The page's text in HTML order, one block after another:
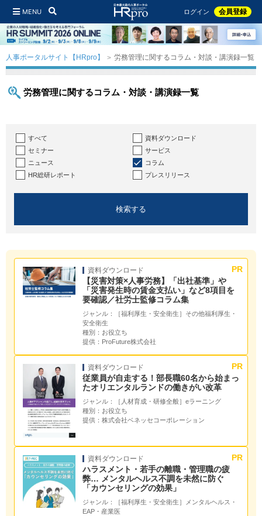
MENU ログイン 会員登録
人事ポータルサイト【HRpro】 労務管理に関するコラム・対談・講演録一覧
労務管理に関するコラム・対談・講演録一覧
すべて
資料ダウンロード
セミナー
サービス
ニュース
コラム
HR総研レポート
プレスリリース
資料ダウンロード
【災害対策×人事労務】「出社基準」や
「災害発生時の賃金支払い」など8項目を
要確認／社労士監修コラム集
ジャンル：
［福利厚生・安全衛生］その他福利厚生・
安全衛生
種別： お役立ち
提供： ProFuture株式会社
資料ダウンロード
従業員が自走する！部長職60名から始まっ
たオリエンタルランドの働きがい改革
ジャンル：
［人材育成・研修全般］eラーニング
種別： お役立ち
提供： 株式会社ベネッセコーポレーション
資料ダウンロード
ハラスメント・若手の離職・管理職の疲
弊… メンタルヘルス不調を未然に防ぐ
「カウンセリングの効果」
ジャンル：
［福利厚生・安全衛生］メンタルヘルス・
EAP・産業医